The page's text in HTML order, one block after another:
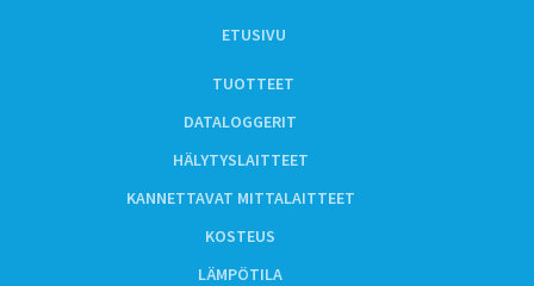
ETUSIVU
TUOTTEET
DATALOGGERIT
HÄLYTYSLAITTEET
KANNETTAVAT MITTALAITTEET
KOSTEUS
LÄMPÖTILA